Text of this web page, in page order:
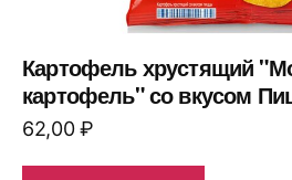
Картофель хрустящий
картофель" со вкусом
62,00₽